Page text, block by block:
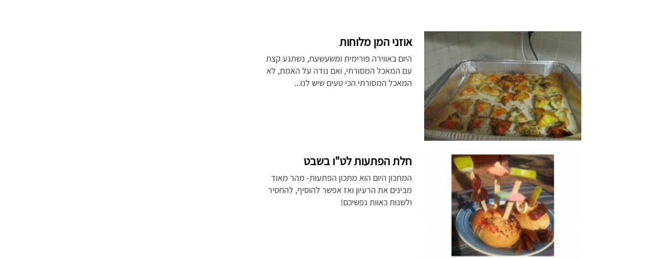
אוזני המן מלוחות
היום באווירה פורימית ומשעשעת, נשתגע קצת
עם המאכל המסורתי, ואם נודה על האמת, לא
המאכל המסורתי הכי טעים שיש לנו...
חלת הפתעות לט"ו בשבט
המתכון היום הוא מתכון הפתעות- מהר מאוד
מבינים את הרעיון ואז אפשר להוסיף, להחסיר
ולשנות כאוות נפשיכם!